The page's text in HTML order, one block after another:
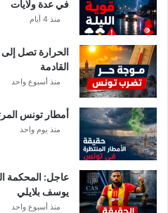
في عدة ولايات
منذ 4 أيام
القادمة
منذ أسبوع واحد
أمطار تونس
منذ يوم واحد
عاجل: المحكمة
يوسف بلايلي
منذ أسبوع واحد